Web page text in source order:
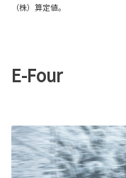
（株）算定値。
E-Four